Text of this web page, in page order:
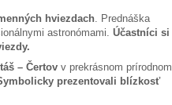
hviezdach. Prednáška
astronómami. Účastníci si
– Čertov v prekrásnom prírodnom
prezentovali blízkosť